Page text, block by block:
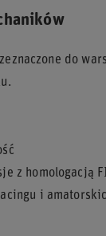
do
z homologacją
i